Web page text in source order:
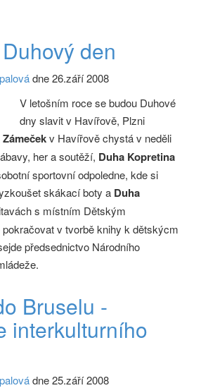
den
dne 26.září 2008
V letošním roce se budou Duhové
dny slavit v Havířově, Plzni
v Havířově chystá v neděli
her a soutěží, Duha Kopretina
sportovní odpoledne, kde si
skákací boty a Duha
s místním Dětským
v tvorbě knihy k dětskýcm
předsednictvo Národního
Bruselu -
interkulturního
dne 25.září 2008